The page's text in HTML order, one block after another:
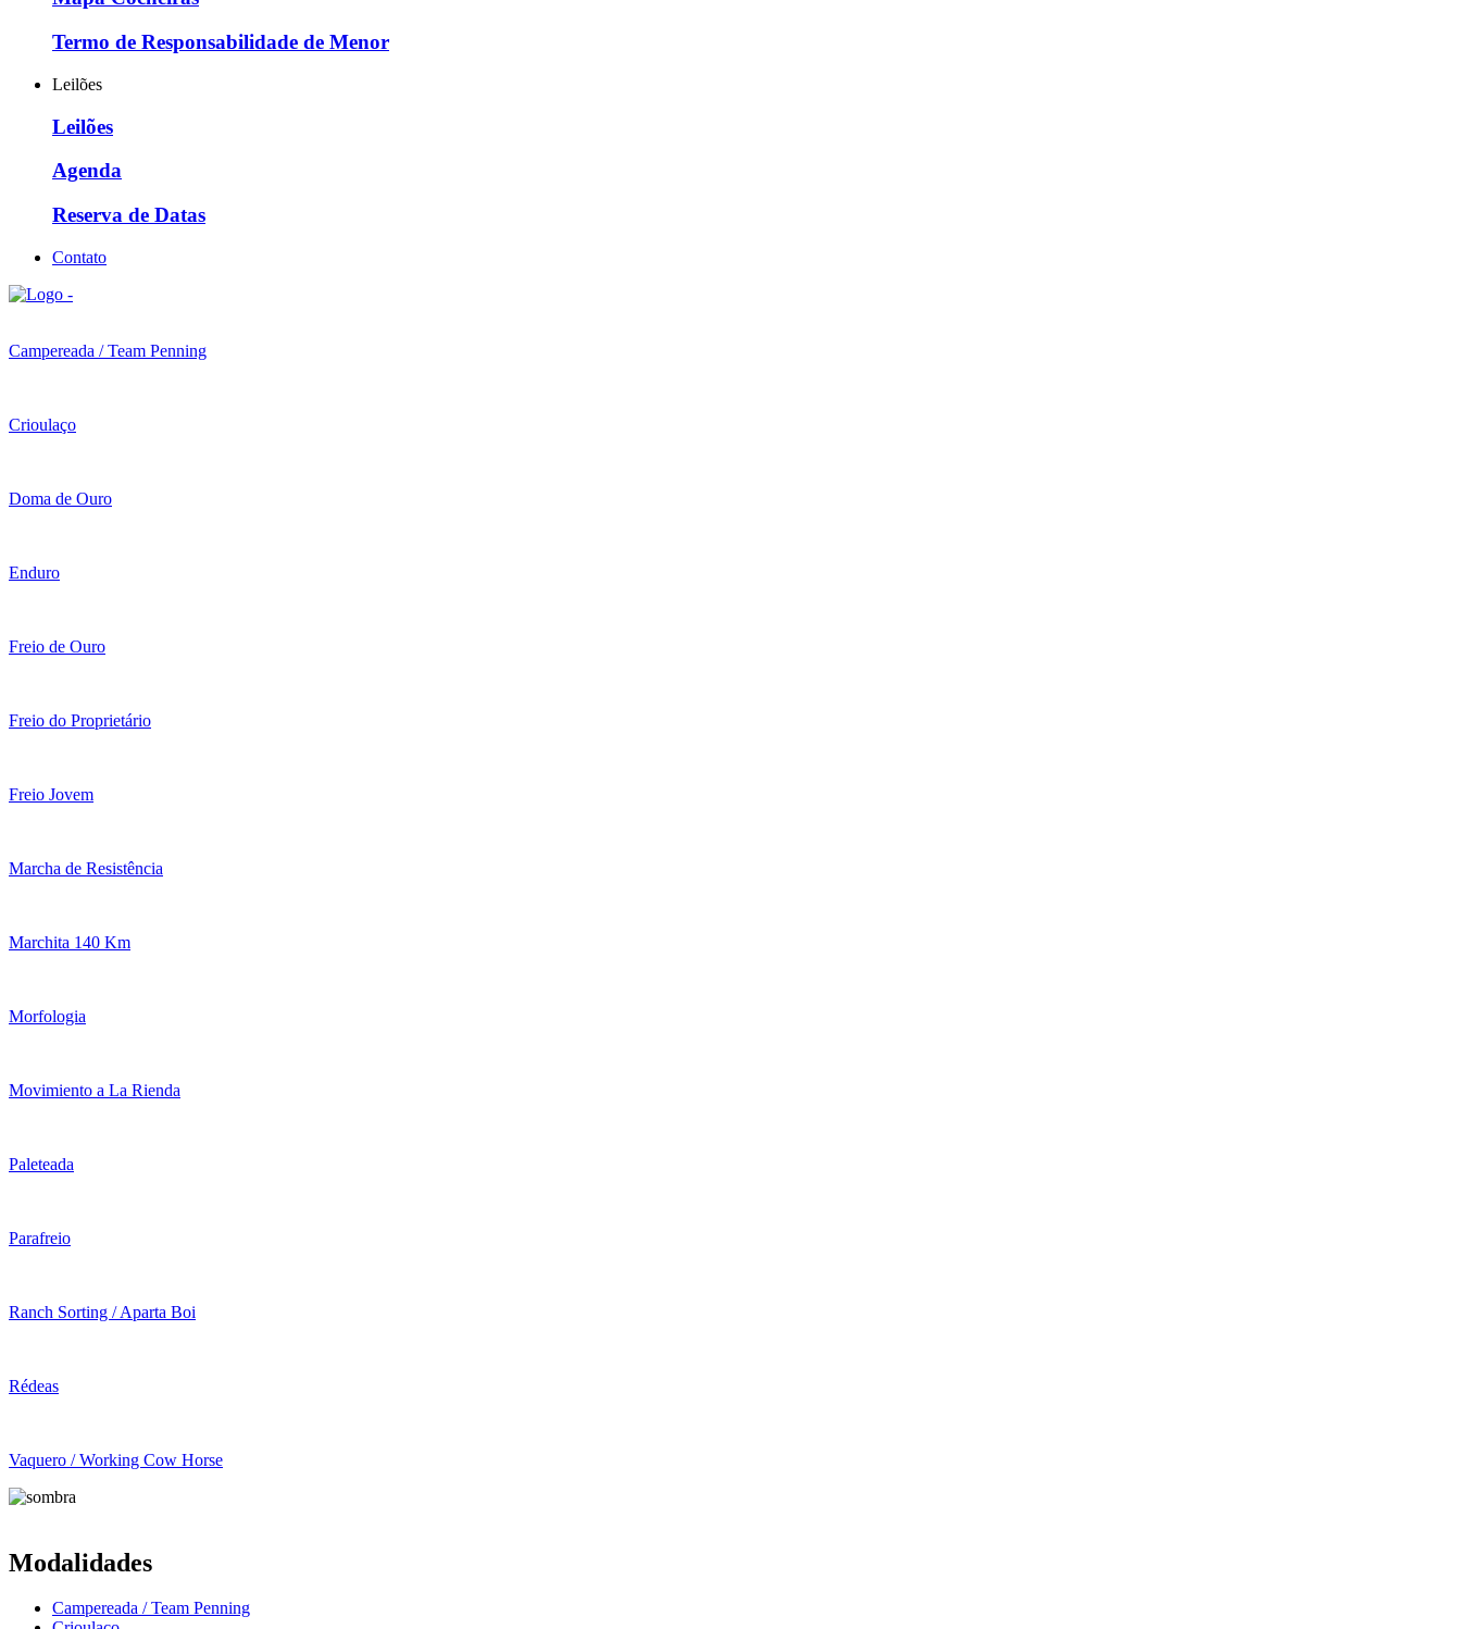
Termo de Responsabilidade de Menor
Leilões
Leilões
Agenda
Reserva de Datas
Contato
Campereada / Team Penning
Crioulaço
Doma de Ouro
Enduro
Freio de Ouro
Freio do Proprietário
Freio Jovem
Marcha de Resistência
Marchita 140 Km
Morfologia
Movimiento a La Rienda
Paleteada
Parafreio
Ranch Sorting / Aparta Boi
Rédeas
Vaquero / Working Cow Horse
Modalidades
Campereada / Team Penning